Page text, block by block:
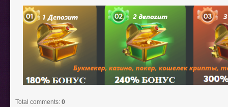
Total comments: 0